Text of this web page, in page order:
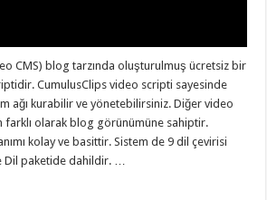
CMS) blog tarzında oluşturulmuş ücretsiz bir
CumulusClips video scripti sayesinde
ağı kurabilir ve yönetebilirsiniz. Diğer video
farklı olarak blog görünümüne sahiptir.
kolay ve basittir. Sistem de 9 dil çevirisi
Dil paketide dahildir. …